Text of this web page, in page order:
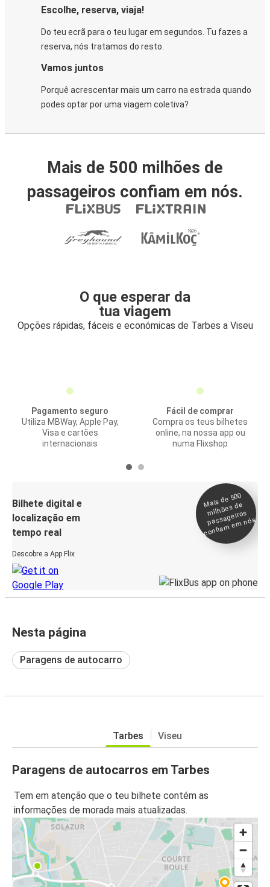
Escolhe, reserva, viaja!
Do teu ecrã para o teu lugar em segundos. Tu fazes a
reserva, nós tratamos do resto.
Vamos juntos
Porquê acrescentar mais um carro na estrada quando
podes optar por uma viagem coletiva?
Mais de 500 milhões de
passageiros confiam em nós.
O que esperar da
tua viagem
Opções rápidas, fáceis e económicas de Tarbes a Viseu
Pagamento seguro
Utiliza MBWay, Apple Pay,
Visa e cartões
internacionais
Fácil de comprar
Compra os teus bilhetes
online, na nossa app ou
numa Flixshop
Bilhete digital e
localização em
tempo real
Descobre a App Flix
Mais de 500
milhões de
passageiros
confia
m e
m nós
Nesta página
Paragens de autocarro
Tarbes Viseu
Paragens de autocarros em Tarbes
Tem em atenção que o teu bilhete contém as
informações de morada mais atualizadas.